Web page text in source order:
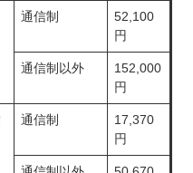
通信制
52,100
円
通信制以外
152,000
円
通信制
17,370
円